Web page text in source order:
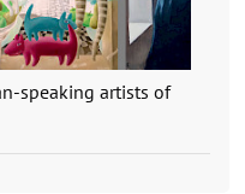
speaking artists of